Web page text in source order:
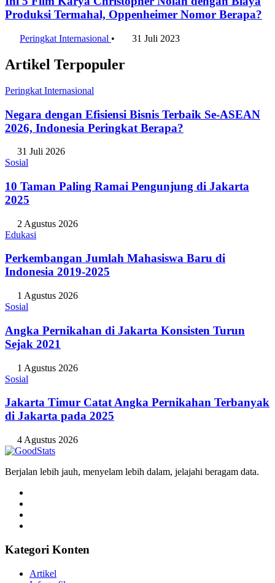
Produksi Termahal, Oppenheimer Nomor Berapa?
Peringkat Internasional • 31 Juli 2023
Artikel Terpopuler
Peringkat Internasional
Negara dengan Efisiensi Bisnis Terbaik Se-ASEAN
2026, Indonesia Peringkat Berapa?
31 Juli 2026
Sosial
10 Taman Paling Ramai Pengunjung di Jakarta
2025
2 Agustus 2026
Edukasi
Perkembangan Jumlah Mahasiswa Baru di
Indonesia 2019-2025
1 Agustus 2026
Sosial
Angka Pernikahan di Jakarta Konsisten Turun
Sejak 2021
1 Agustus 2026
Sosial
Jakarta Timur Catat Angka Pernikahan Terbanyak
di Jakarta pada 2025
4 Agustus 2026
Berjalan lebih jauh, menyelam lebih dalam, jelajahi beragam data.
Kategori Konten
Artikel